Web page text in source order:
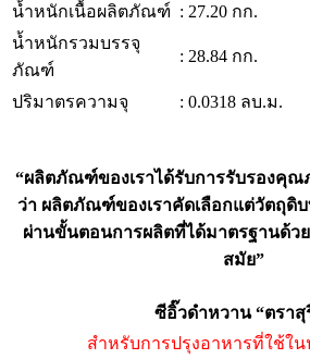
น้ำหนักเนื้อผลิตภัณฑ์ : 27.20 กก.
น้ำหนักรวมบรรจุ
ภัณฑ์
: 28.84 กก.
ปริมาตรความจุ : 0.0318 ลบ.ม.
“ผลิตภัณฑ์ของเราได้รับการรับรองคุณ
ว่า ผลิตภัณฑ์ของเราคัดเลือกแต่วัตถุดิ
ผ่านขั้นตอนการผลิตที่ได้มาตรฐานด้ว
สมัย”
ซีอิ๊วดำหวาน “ตราสุ
สำหรับการปรุงอาหารที่ใช้ใ